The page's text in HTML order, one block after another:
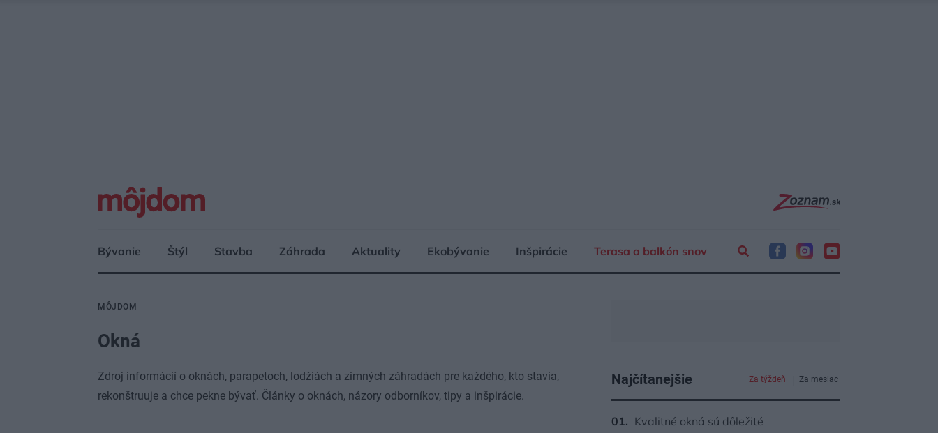
Bývanie Štýl Stavba Záhrada Aktuality Ekobývanie Inšpirácie Terasa a balkón snov
MÔJDOM
Okná
Zdroj informácií o oknách, parapetoch, lodžiách a zimných záhradách pre každého, kto stavia,
rekonštruuje a chce pekne bývať. Články o oknách, názory odborníkov, tipy a inšpirácie.
Najčítanejšie Za týždeň Za mesiac
Kvalitné okná sú dôležité